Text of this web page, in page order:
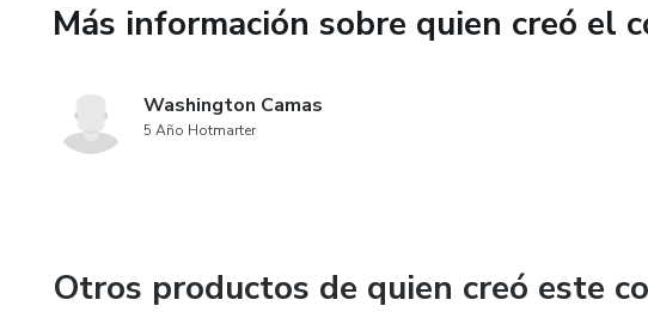
Más información sobre quien creó el
Washington Camas
5 Año Hotmarter
Otros productos de quien creó este